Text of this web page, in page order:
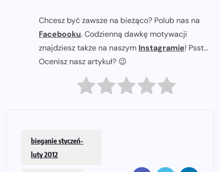
Chcesz być zawsze na bieżąco? Polub nas na
Facebooku. Codzienną dawkę motywacji
znajdziesz także na naszym Instagramie! Psst...
Ocenisz nasz artykuł? 😉
bieganie styczeń-
luty 2012